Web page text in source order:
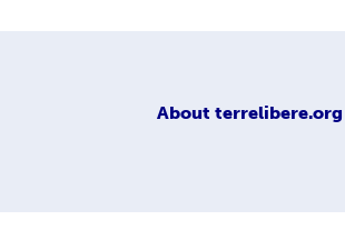
About terrelibere.org